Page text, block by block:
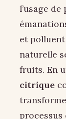
l’usage
et
naturelle
fruits. En
citrique
processus